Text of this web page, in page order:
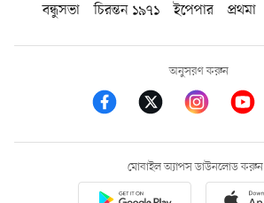
বন্ধুসভা
চিরন্তন ১৯৭১ ইপেপার প্রথমা
অনুসরণ করুন
মোবাইল অ্যাপস ডাউনলোড করুন